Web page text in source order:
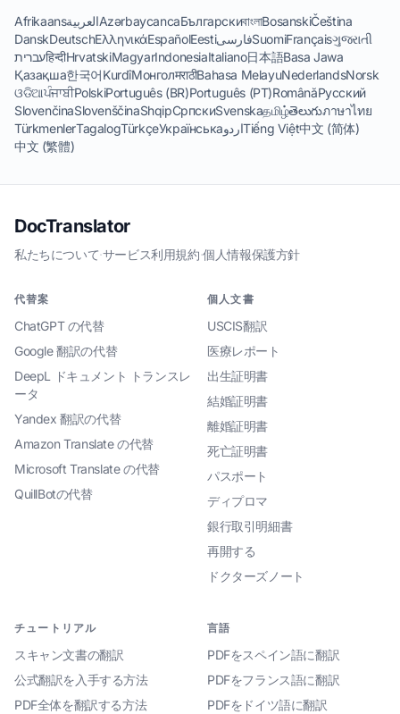
AfrikaansالعربيةAzərbaycancaБългарскиবাংলাBosanskiČeština
DanskDeutschΕλληνικάEspañolEestiفارسیSuomiFrançaisગુજરાતી
עבריתहिन्दीHrvatskiMagyarIndonesiaItaliano日本語Basa Jawa
Қазақша한국어KurdîМонголमराठीBahasa MelayuNederlandsNorsk
ଓଡିଆਪੰਜਾਬੀPolskiPortuguês (BR)Português (PT)RomânăРусский
SlovenčinaSlovenščinaShqipСрпскиSvenskaதமிழ்తెలుగుภาษาไทย
TürkmenlerTagalogTürkçeУкраїнськаاردوTiếng Việt中文 (简体)
中文 (繁體)
DocTranslator
私たちについて·サービス利用規約·個人情報保護方針
代替案
ChatGPT の代替
Google 翻訳の代替
DeepL ドキュメント トランスレ
ータ
Yandex 翻訳の代替
Amazon Translate の代替
Microsoft Translate の代替
QuillBotの代替
個人文書
USCIS翻訳
医療レポート
出生証明書
結婚証明書
離婚証明書
死亡証明書
パスポート
ディプロマ
銀行取引明細書
再開する
ドクターズノート
チュートリアル
スキャン文書の翻訳
公式翻訳を入手する方法
PDF全体を翻訳する方法
言語
PDFをスペイン語に翻訳
PDFをフランス語に翻訳
PDFをドイツ語に翻訳